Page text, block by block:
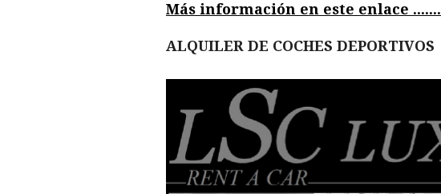
Más información en este enlace .......
ALQUILER DE COCHES DEPORTIVOS